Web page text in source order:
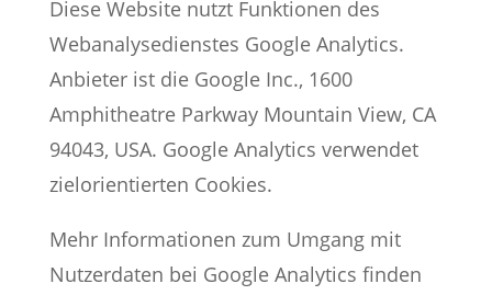
Diese Website nutzt Funktionen des
Webanalysedienstes Google Analytics.
Anbieter ist die Google Inc., 1600
Amphitheatre Parkway Mountain View, CA
94043, USA. Google Analytics verwendet
zielorientierten Cookies.
Mehr Informationen zum Umgang mit
Nutzerdaten bei Google Analytics finden